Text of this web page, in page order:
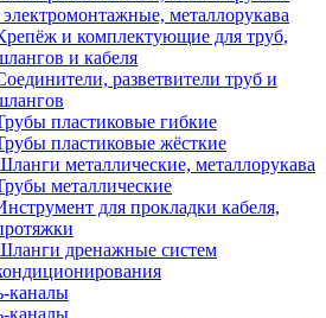
металлорукава
и комплектующие для труб,
и кабеля
разветвители труб и
пластиковые гибкие
пластиковые жёсткие
металлические, металлорукава
металлические
для прокладки кабеля,
дренажные систем
каналы
каналы